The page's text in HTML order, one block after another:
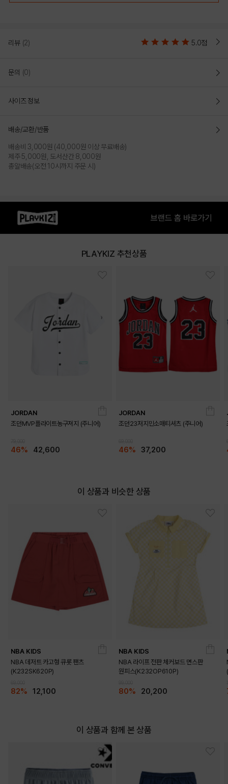
PRODUCT VIEW
리뷰 (2) 5.0점
문의 (0)
사이즈 정보
배송/교환/반품
배송비 3,000원 (40,000원 이상 무료배송)
제주 5,000원, 도서산간 8,000원
총알배송(오전 10시까지 주문 시)
PLAYKIZ 추천상품
JORDAN
조던MVP플라이트농구져지 (주니어)
46% 42,600
JORDAN
조던23저지민소매티셔츠 (주니어)
46% 37,200
이 상품과 비슷한 상품
NBA KIDS
NBA 데저트 카고형 큐롯 팬츠
(K232SK620P)
82% 12,100
NBA KIDS
NBA 라이프 전판 체커보드 면스판
원피스(K232OP610P)
80% 20,200
이 상품과 함께 본 상품